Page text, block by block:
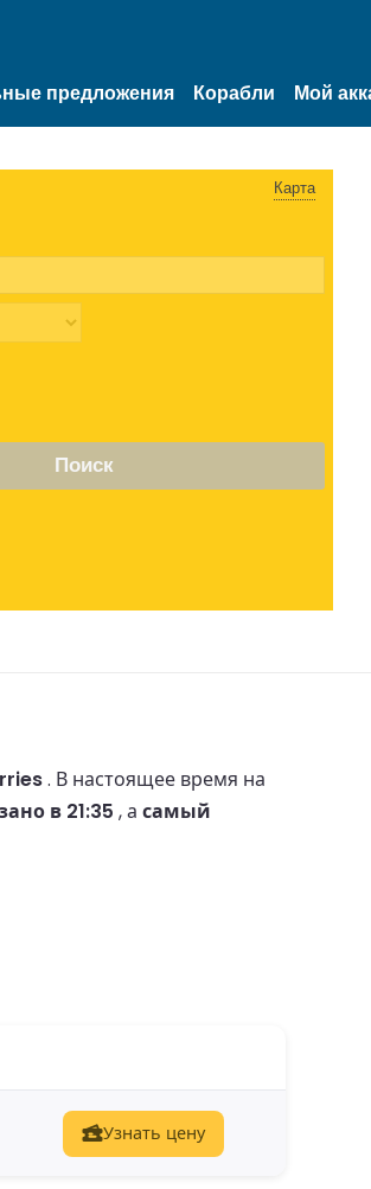
предложения Корабли Мой
Карта
Поиск
. В настоящее время на
в 21:35 , а самый
Узнать цену